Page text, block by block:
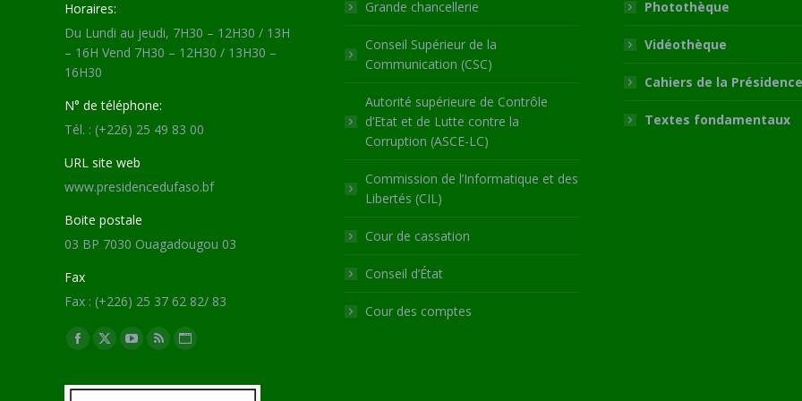
Horaires:
Du Lundi au jeudi, 7H30 – 12H30 / 13H
– 16H Vend 7H30 – 12H30 / 13H30 –
16H30
N° de téléphone:
Tél. : (+226) 25 49 83 00
URL site web
www.presidencedufaso.bf
Boite postale
03 BP 7030 Ouagadougou 03
Fax
Fax : (+226) 25 37 62 82/ 83
Trouvez nous sur :
Facebook
opens
X
opens
YouTube
opens
RSS
opens
Site
page
Grande chancellerie
Conseil Supérieur de la
Communication (CSC)
Autorité supérieure de Contrôle
d’Etat et de Lutte contre la
Corruption (ASCE-LC)
Commission de l’Informatique et des
Libertés (CIL)
Cour de cassation
Conseil d’État
Cour des comptes
Photothèque
Vidéothèque
Cahiers de la Présidence
Textes fondamentaux